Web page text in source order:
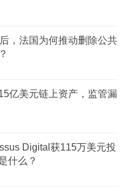
，法国为何推动删除公共
亿美元链上资产，监管漏
Digital获115万美元投
什么？